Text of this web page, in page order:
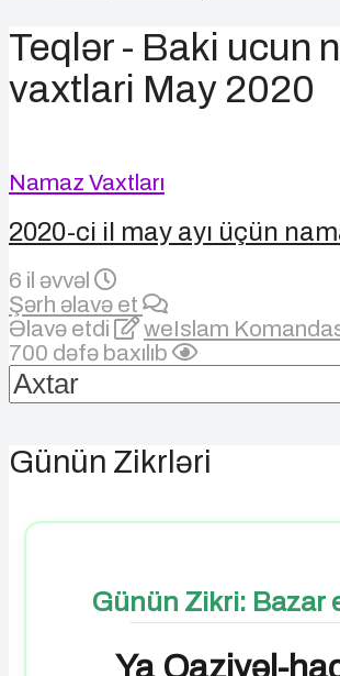
Teqlər - Baki ucun
vaxtlari May 2020
Namaz Vaxtları
2020-ci il may ayı üçün
6 il əvvəl
Şərh əlavə et
Əlavə etdi
weIslam
700 dəfə baxılıb
Günün Zikrləri
Günün Zikri: Bazar
Ya Qaziyəl-